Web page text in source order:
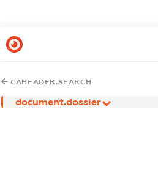
CAHEADER.SEARCH
document.dossier